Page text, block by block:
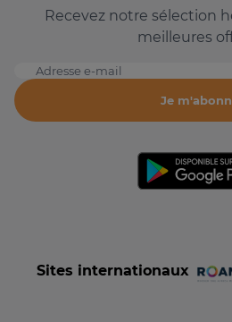
Recevez notre sélection
meilleures
Adresse e-mail
Je
Sites internationaux